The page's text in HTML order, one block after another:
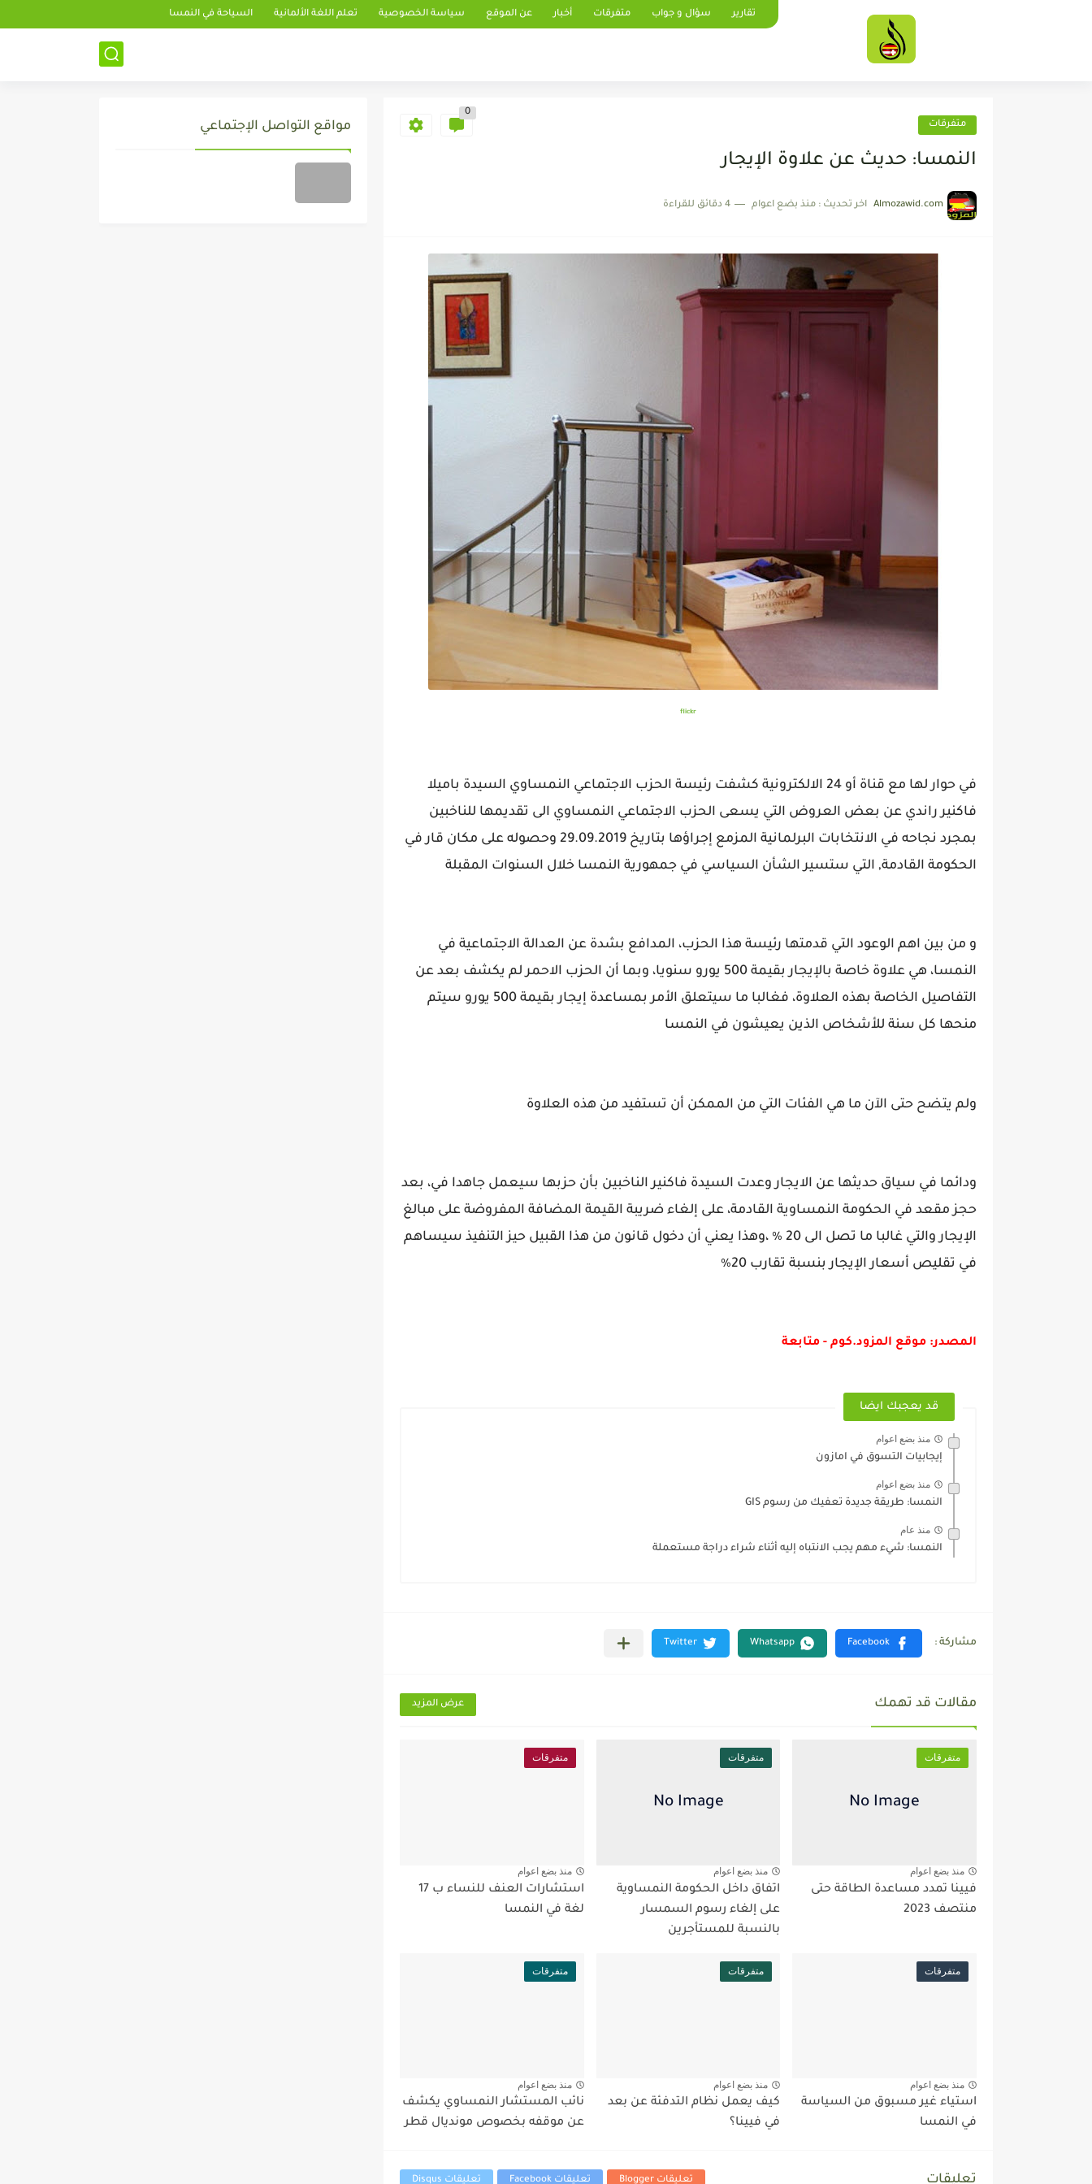
تقارير سؤال و جواب متفرقات أخبار عن الموقع سياسة الخصوصية تعلم اللغة الألمانية السياحة في النمسا
متفرقات
0
النمسا: حديث عن علاوة الإيجار
Almozawid.com اخر تحديث : منذ بضع اعوام 4 دقائق للقراءة
flickr
في حوار لها مع قناة أو 24 الالكترونية كشفت رئيسة الحزب الاجتماعي النمساوي السيدة باميلا
فاكنير راندي عن بعض العروض التي يسعى الحزب الاجتماعي النمساوي الى تقديمها للناخبين
بمجرد نجاحه في الانتخابات البرلمانية المزمع إجراؤها بتاريخ 29.09.2019 وحصوله على مكان قار في
الحكومة القادمة, التي ستسير الشأن السياسي في جمهورية النمسا خلال السنوات المقبلة
و من بين اهم الوعود التي قدمتها رئيسة هذا الحزب، المدافع بشدة عن العدالة الاجتماعية في
النمسا، هي علاوة خاصة بالإيجار بقيمة 500 يورو سنويا، وبما أن الحزب الاحمر لم يكشف بعد عن
التفاصيل الخاصة بهذه العلاوة، فغالبا ما سيتعلق الأمر بمساعدة إيجار بقيمة 500 يورو سيتم
منحها كل سنة للأشخاص الذين يعيشون في النمسا
ولم يتضح حتى الآن ما هي الفئات التي من الممكن أن تستفيد من هذه العلاوة
ودائما في سياق حديثها عن الايجار وعدت السيدة فاكنير الناخبين بأن حزبها سيعمل جاهدا في، بعد
حجز مقعد في الحكومة النمساوية القادمة، على إلغاء ضريبة القيمة المضافة المفروضة على مبالغ
الإيجار والتي غالبا ما تصل الى 20 ٪ ،وهذا يعني أن دخول قانون من هذا القبيل حيز التنفيذ سيساهم
في تقليص أسعار الإيجار بنسبة تقارب 20٪
المصدر: موقع المزود.كوم - متابعة
قد يعجبك ايضا
منذ بضع اعوام
إيجابيات التسوق في امازون
منذ بضع اعوام
النمسا: طريقة جديدة تعفيك من رسوم GIS
منذ عام
النمسا: شيء مهم يجب الانتباه إليه أثناء شراء دراجة مستعملة
مقالات قد تهمك عرض المزيد
متفرقات
منذ بضع اعوام
فيينا تمدد مساعدة الطاقة حتى
منتصف 2023
متفرقات
منذ بضع اعوام
اتفاق داخل الحكومة النمساوية
على إلغاء رسوم السمسار
بالنسبة للمستأجرين
متفرقات
منذ بضع اعوام
استشارات العنف للنساء ب 17
لغة في النمسا
متفرقات
منذ بضع اعوام
استياء غير مسبوق من السياسة
في النمسا
متفرقات
منذ بضع اعوام
كيف يعمل نظام التدفئة عن بعد
في فيينا؟
متفرقات
منذ بضع اعوام
نائب المستشار النمساوي يكشف
عن موقفه بخصوص مونديال قطر
تعليقات تعليقات Blogger تعليقات Facebook تعليقات Disqus
مواقع التواصل الإجتماعي